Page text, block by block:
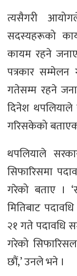
त्यसैगरी
सदस्यहरूको
कायम रहने
पत्रकार सम्मेलन
गतेसम्म रहने
दिनेश थपलियाले
गरिसकेको
थपलियाले
सिफारिसमा
गरेको बताए ।
मितिबाट
२१ गते पदावधि
गरेको
छौं,’ उनले भने ।